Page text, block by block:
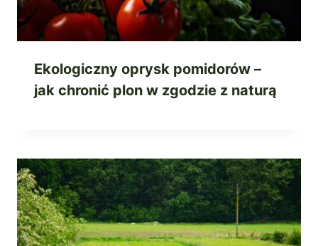
Ekologiczny oprysk pomidorów –
jak chronić plon w zgodzie z naturą